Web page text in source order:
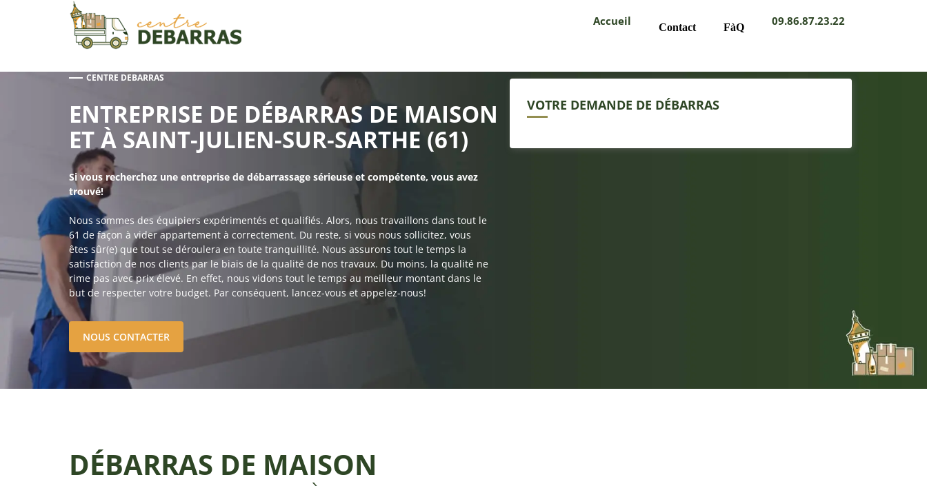
Accueil Contact FàQ 09.86.87.23.22
CENTRE DEBARRAS
ENTREPRISE DE DÉBARRAS DE MAISON
ET À SAINT-JULIEN-SUR-SARTHE (61)
Si vous recherchez une entreprise de débarrassage sérieuse et compétente, vous avez
trouvé!
Nous sommes des équipiers expérimentés et qualifiés. Alors, nous travaillons dans tout le
61 de façon à vider appartement à correctement. Du reste, si vous nous sollicitez, vous
êtes sûr(e) que tout se déroulera en toute tranquillité. Nous assurons tout le temps la
satisfaction de nos clients par le biais de la qualité de nos travaux. Du moins, la qualité ne
rime pas avec prix élevé. En effet, nous vidons tout le temps au meilleur montant dans le
but de respecter votre budget. Par conséquent, lancez-vous et appelez-nous!
NOUS CONTACTER
VOTRE DEMANDE DE DÉBARRAS
DÉBARRAS DE MAISON